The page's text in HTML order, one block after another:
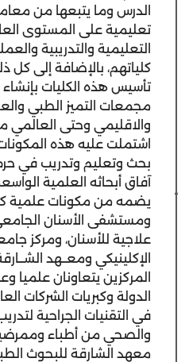
الدرس وما يتبعها من
تعليمية على المستوى
التعليمية والتدريبية
كلياتهم، بالإضافة إلى
تأسيس هذه الكليات
مجمعات التميز الطبي
والاقليمي وحتى العالمي
اشتملت عليه هذه
بحث وتعليم وتدريب في
آفاق أبحاثه العلمية
يضمه من مكونات علمية
علاجية للأسنان، ومركز
الإكلينيكي ومعــهد
المركزين يتعاونان علميا
الدولة وكبريات الشركات
في التقنيات الجراحية
والصحي من أطباء
معهد الشارقة للبحوث